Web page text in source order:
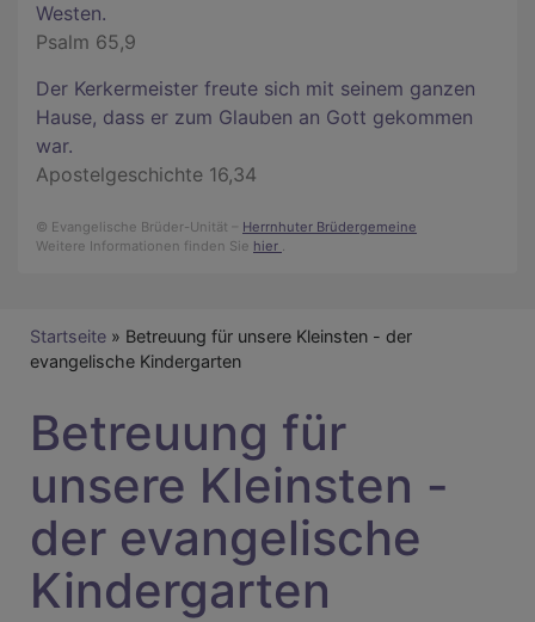
Westen.
Psalm 65,9
Der Kerkermeister freute sich mit seinem ganzen
Hause, dass er zum Glauben an Gott gekommen
war.
Apostelgeschichte 16,34
© Evangelische Brüder-Unität – Herrnhuter Brüdergemeine
Weitere Informationen finden Sie hier .
Breadcrumb
Startseite
Betreuung für unsere Kleinsten - der
evangelische Kindergarten
Betreuung für
unsere Kleinsten -
der evangelische
Kindergarten